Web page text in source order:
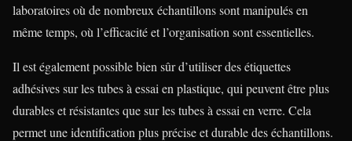
laboratoires où de nombreux échantillons sont manipulés en
même temps, où l’efficacité et l’organisation sont essentielles.
Il est également possible bien sûr d’utiliser des étiquettes
adhésives sur les tubes à essai en plastique, qui peuvent être plus
durables et résistantes que sur les tubes à essai en verre. Cela
permet une identification plus précise et durable des échantillons.